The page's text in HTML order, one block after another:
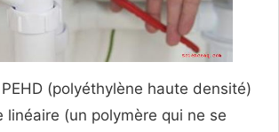
(polyéthylène haute densité)
linéaire (un polymère qui ne se